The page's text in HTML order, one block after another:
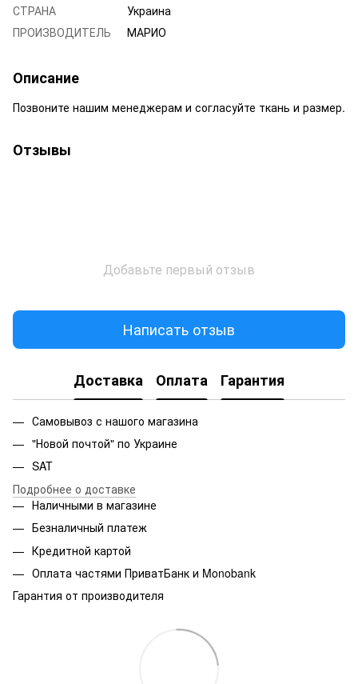
СТРАНА
Украина
ПРОИЗВОДИТЕЛЬ
МАРИО
Описание
Позвоните нашим менеджерам и согласуйте ткань и размер.
Отзывы
Добавьте первый отзыв
Написать отзыв
Доставка Оплата Гарантия
Самовывоз с нашого магазина
"Новой почтой" по Украине
SAT
Подробнее о доставке
Наличными в магазине
Безналичный платеж
Кредитной картой
Оплата частями ПриватБанк и Monobank
Гарантия от производителя